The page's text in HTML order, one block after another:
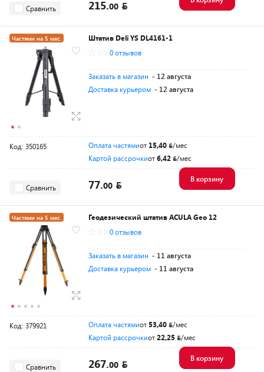
Сравнить 215.00
Частями на 5 мес.
Разумная цена
Штатив Deli YS DL4161-1
0 отзывов
Заказать в магазин - 12 августа
Доставка курьером - 12 августа
Код: 350165 Оплата частямиот 15,40
/мес
Картой рассрочкиот6,42 /мес
Сравнить 77.00
В корзину
Частями на 5 мес.
Разумная цена
Геодезический штатив ACULA Geo 12
0 отзывов
Заказать в магазин - 11 августа
Доставка курьером - 11 августа
Код: 379921 Оплата частямиот 53,40
/мес
Картой рассрочкиот22,25 /мес
Сравнить 267.00
В корзину